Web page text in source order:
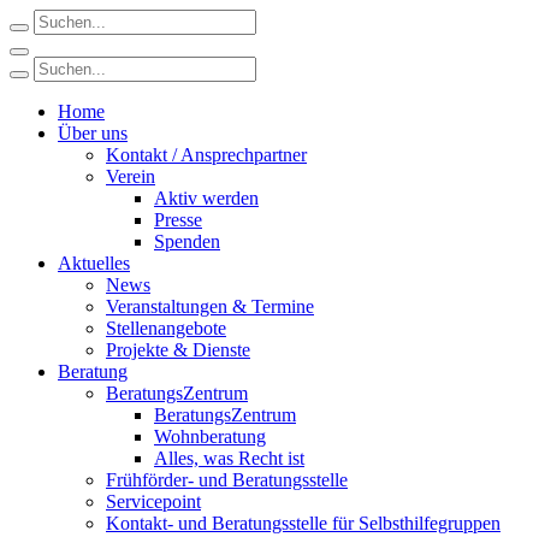
Home
Über uns
Kontakt / Ansprechpartner
Verein
Aktiv werden
Presse
Spenden
Aktuelles
News
Veranstaltungen & Termine
Stellenangebote
Projekte & Dienste
Beratung
BeratungsZentrum
BeratungsZentrum
Wohnberatung
Alles, was Recht ist
Frühförder- und Beratungsstelle
Servicepoint
Kontakt- und Beratungsstelle für Selbsthilfegruppen